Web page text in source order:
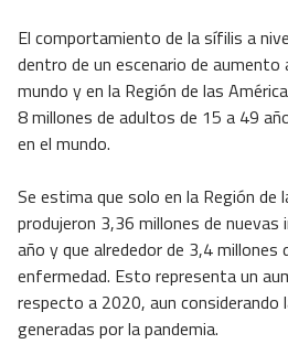
El comportamiento de la sífilis a
dentro de un escenario de aumento
mundo y en la Región de las
8 millones de adultos de 15 a 49
en el mundo.
Se estima que solo en la Región de
produjeron 3,36 millones de
año y que alrededor de 3,4 millones
enfermedad. Esto representa un
respecto a 2020, aun considerando
generadas por la pandemia.